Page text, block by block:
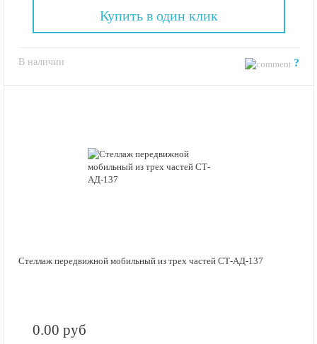
В наличии ?
Купить в один клик
Стеллаж передвижной мобильный из трех частей СТ-АД-137
0.00 руб